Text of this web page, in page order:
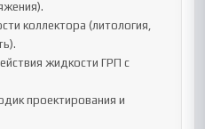
проектирования и